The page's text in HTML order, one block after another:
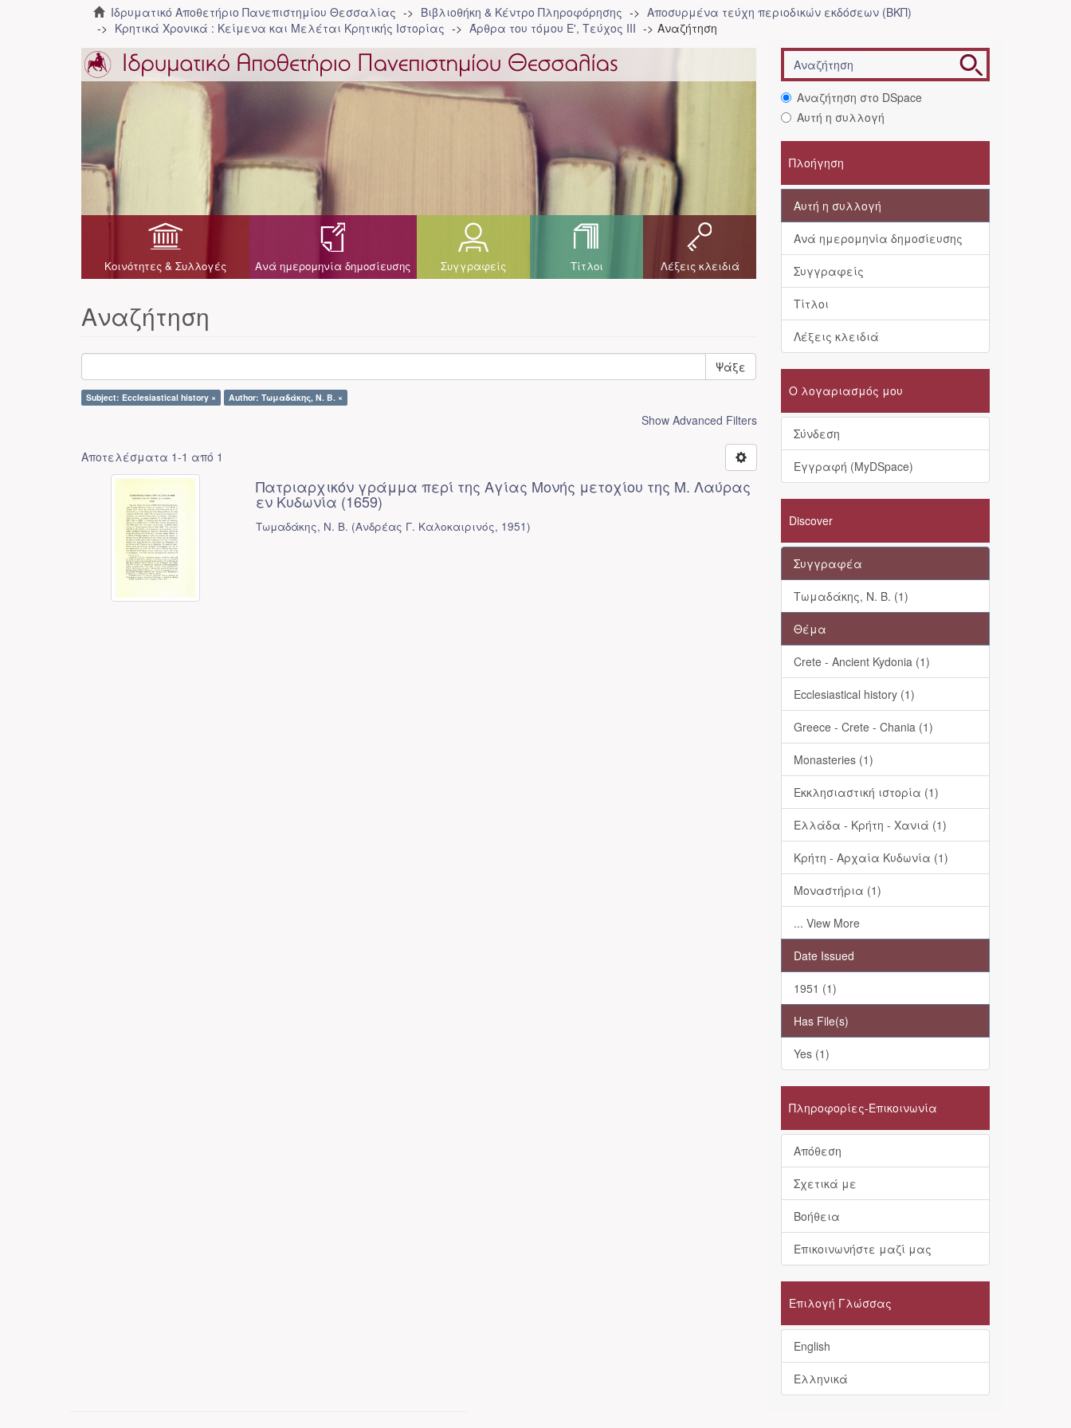
Ιδρυματικό Αποθετήριο Πανεπιστημίου Θεσσαλίας Βιβλιοθήκη & Κέντρο Πληροφόρησης
Αποσυρμένα τεύχη περιοδικών εκδόσεων (ΒΚΠ)
Κρητικά Χρονικά : Κείμενα και Μελέται Κρητικής Ιστορίας
Άρθρα του τόμου Ε', Τεύχος ΙΙΙ Αναζήτηση
Κοινότητες & Συλλογές Ανά ημερομηνία δημοσίευσης Συγγραφείς Τίτλοι Λέξεις κλειδιά
Αναζήτηση
Ψάξε
Subject: Ecclesiastical history × Author: Τωμαδάκης, Ν. Β. ×
Show Advanced Filters
Αποτελέσματα 1-1 από 1
Πατριαρχικόν γράμμα περί της Αγίας Μονής μετοχίου της Μ. Λαύρας
εν Κυδωνία (1659)
Τωμαδάκης, Ν. Β. (Ανδρέας Γ. Καλοκαιρινός, 1951)
Αναζήτηση στο DSpace
Αυτή η συλλογή
Πλοήγηση
Αυτή η συλλογή
Ανά ημερομηνία δημοσίευσης
Συγγραφείς
Τίτλοι
Λέξεις κλειδιά
Ο λογαριασμός μου
Σύνδεση
Εγγραφή (MyDSpace)
Discover
Συγγραφέα
Τωμαδάκης, Ν. Β. (1)
Θέμα
Crete - Ancient Kydonia (1)
Ecclesiastical history (1)
Greece - Crete - Chania (1)
Monasteries (1)
Εκκλησιαστική ιστορία (1)
Ελλάδα - Κρήτη - Χανιά (1)
Κρήτη - Αρχαία Κυδωνία (1)
Μοναστήρια (1)
... View More
Date Issued
1951 (1)
Has File(s)
Yes (1)
Πληροφορίες-Επικοινωνία
Απόθεση
Σχετικά με
Βοήθεια
Επικοινωνήστε μαζί μας
Επιλογή Γλώσσας
English
Ελληνικά